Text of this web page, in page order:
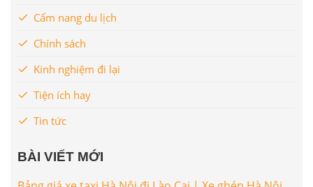
Cẩm nang du lịch
Chính sách
Kinh nghiệm đi lại
Tiện ích hay
Tin tức
BÀI VIẾT MỚI